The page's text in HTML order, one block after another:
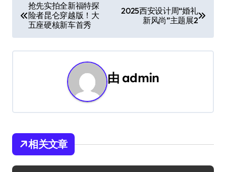
章
导
抢先实拍全新福特探
险者昆仑穿越版！大
五座硬核新车首秀
2025西安设计周“婚礼
新风尚”主题展2
由admin
相关文章